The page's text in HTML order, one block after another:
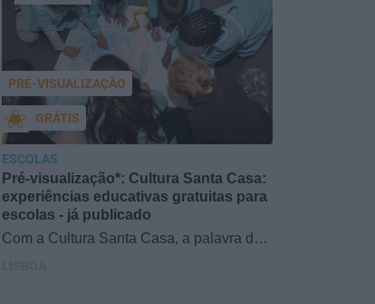
Pré-visualização*: Cultura Santa Casa:
experiências educativas gratuitas para
escolas - já publicado
Com a Cultura Santa Casa, a palavra de
GRÁTIS
PRÉ-VISUALIZAÇÃO
ESCOLAS